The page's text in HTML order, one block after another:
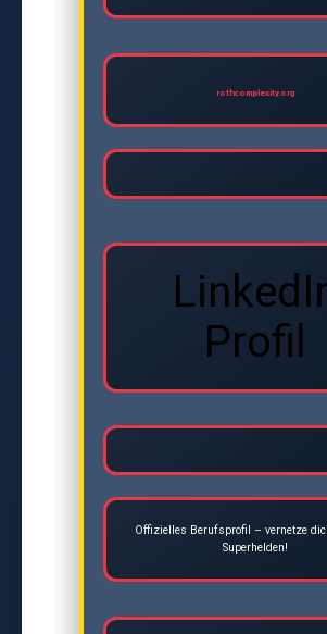
rothcomplexity.org
Profil
Offizielles Berufsprofil – vernetze
Superhelden!